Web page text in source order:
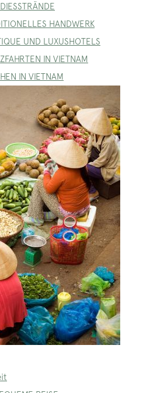
HANDWERK
UND LUXUSHOTELS
IN VIETNAM
IN VIETNAM